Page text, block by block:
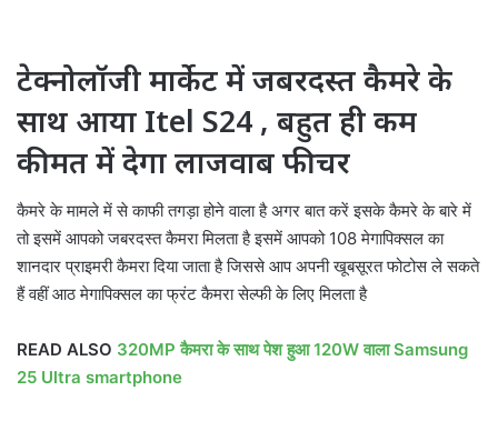
टेक्नोलॉजी मार्केट में जबरदस्त कैमरे के
साथ आया Itel S24 , बहुत ही कम
कीमत में देगा लाजवाब फीचर
कैमरे के मामले में से काफी तगड़ा होने वाला है अगर बात करें इसके कैमरे के बारे में
तो इसमें आपको जबरदस्त कैमरा मिलता है इसमें आपको 108 मेगापिक्सल का
शानदार प्राइमरी कैमरा दिया जाता है जिससे आप अपनी खूबसूरत फोटोस ले सकते
हैं वहीं आठ मेगापिक्सल का फ्रंट कैमरा सेल्फी के लिए मिलता है
READ ALSO 320MP कैमरा के साथ पेश हुआ 120W वाला Samsung
25 Ultra smartphone